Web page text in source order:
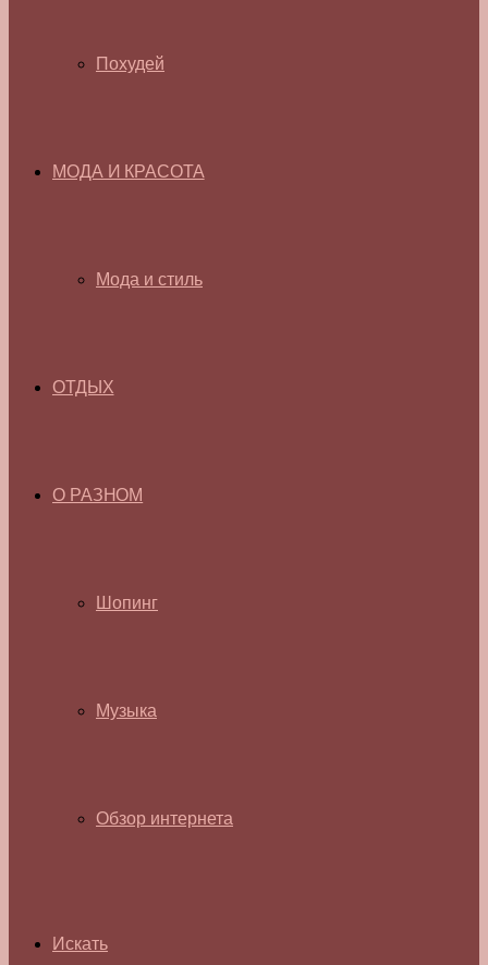
Похудей
МОДА И КРАСОТА
Мода и стиль
ОТДЫХ
О РАЗНОМ
Шопинг
Музыка
Обзор интернета
Искать